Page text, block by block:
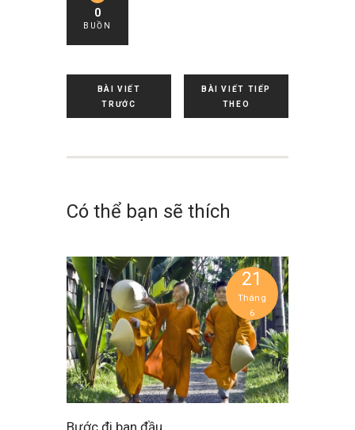
0
BUỒN
BÀI VIẾT
TRƯỚC
BÀI VIẾT TIẾP
THEO
Có thể bạn sẽ thích
21
Tháng
6
Bước đi ban đầu